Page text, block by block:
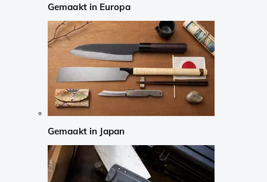
Gemaakt in Europa
Gemaakt in Japan